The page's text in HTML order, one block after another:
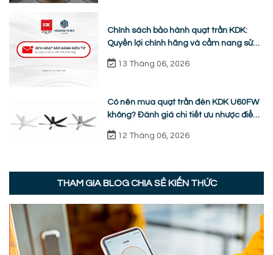
Chính sách bảo hành quạt trần KDK:
Quyền lợi chính hãng và cẩm nang sửa
13 Tháng 06, 2026
Có nên mua quạt trần đèn KDK U60FW
không? Đánh giá chi tiết ưu nhược điểm
thực tế
12 Tháng 06, 2026
THAM GIA BLOG CHIA SẺ KIẾN THỨC